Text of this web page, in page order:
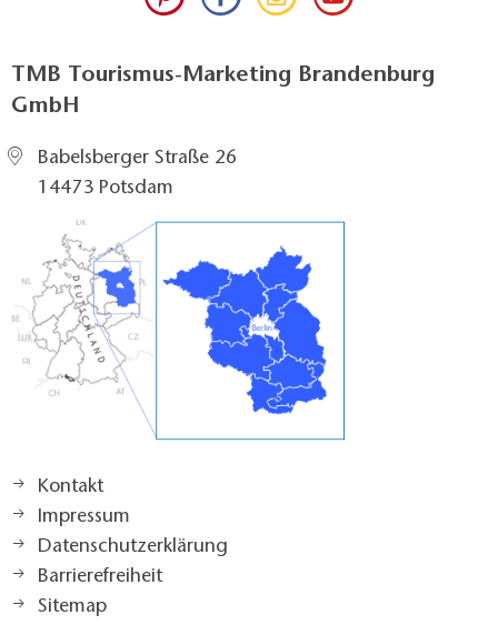
TMB Tourismus-Marketing Brandenburg
GmbH
Babelsberger Straße 26
14473 Potsdam
Kontakt
Impressum
Datenschutzerklärung
Barrierefreiheit
Sitemap